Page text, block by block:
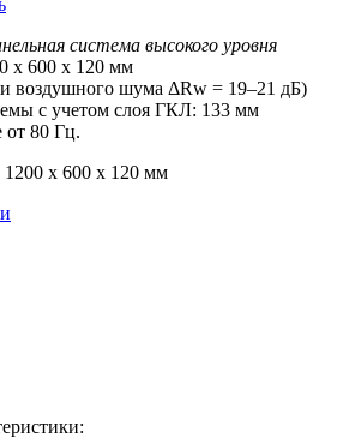
система высокого уровня
х 600 х 120 мм
воздушного шума ΔRw = 19–21 дБ)
с учетом слоя ГКЛ: 133 мм
от 80 Гц.
1200 х 600 х 120 мм